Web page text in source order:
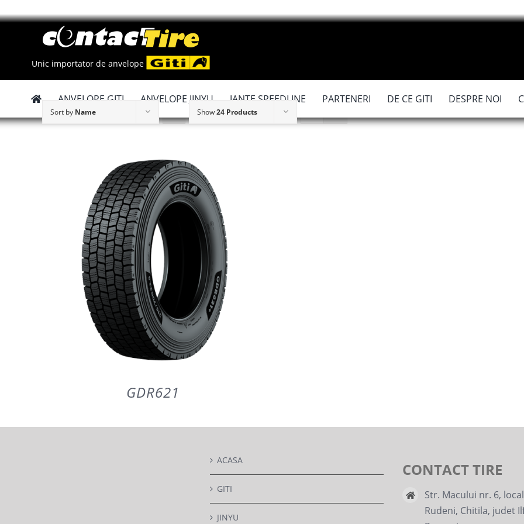
to
Unic importator de anvelope
ANVELOPE GITI ANVELOPE JINYU JANTE SPEEDLINE PARTENERI DE CE GITI DESPRE NOI
Sort by Name Show24 Products
GDR621
ACASA
GITI
JINYU
CONTACT TIRE
Str. Macului nr. 6,
Rudeni, Chitila, judet